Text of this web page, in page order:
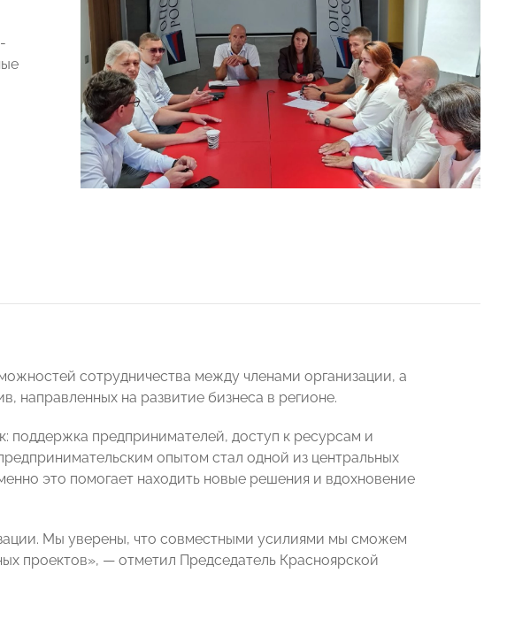
сотрудничества между членами организации, а
направленных на развитие бизнеса в регионе.
поддержка предпринимателей, доступ к ресурсам и
опытом стал одной из центральных
это помогает находить новые решения и вдохновение
Мы уверены, что совместными усилиями мы сможем
проектов», — отметил Председатель Красноярской